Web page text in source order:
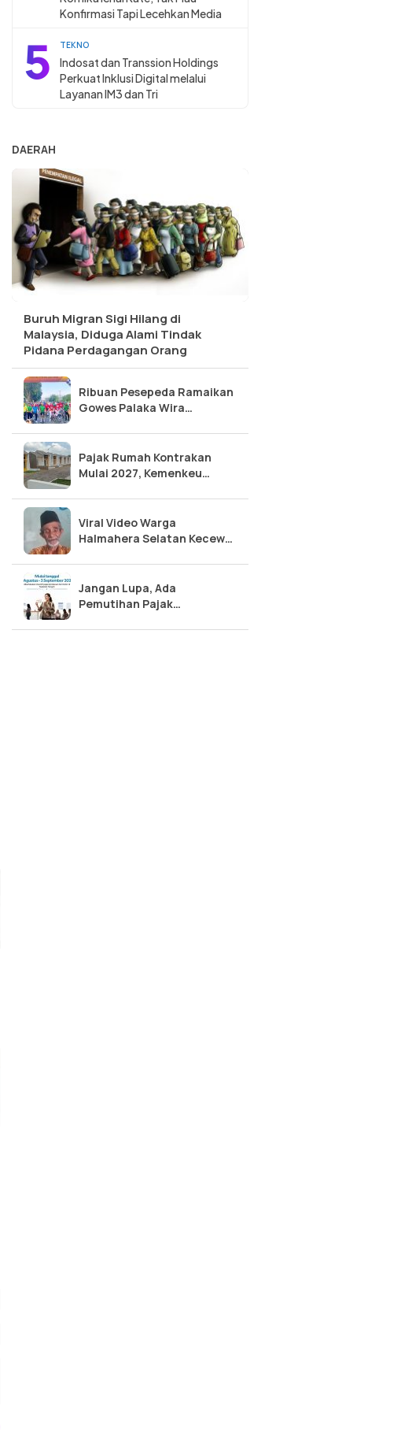
Konfirmasi Tapi Lecehkan Media
5 TEKNO
Indosat dan Transsion Holdings
Perkuat Inklusi Digital melalui
Layanan IM3 dan Tri
DAERAH
Buruh Migran Sigi Hilang di
Malaysia, Diduga Alami Tindak
Pidana Perdagangan Orang
Ribuan Pesepeda Ramaikan
Gowes Palaka Wira
Pajak Rumah Kontrakan
Mulai 2027, Kemenkeu
Viral Video Warga
Halmahera Selatan Kecewa
Jangan Lupa, Ada
Pemutihan Pajak